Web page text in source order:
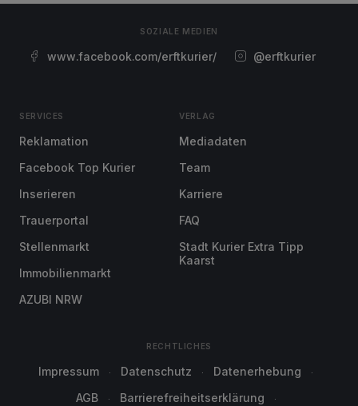
SOZIALE MEDIEN
www.facebook.com/erftkurier/ @erftkurier
SERVICES
Reklamation
Facebook Top Kurier
Inserieren
Trauerportal
Stellenmarkt
Immobilienmarkt
AZUBI NRW
VERLAG
Mediadaten
Team
Karriere
FAQ
Stadt Kurier Extra Tipp
Kaarst
RECHTLICHES
Impressum Datenschutz
Datenerhebung
AGB
Barrierefreiheitserklärung